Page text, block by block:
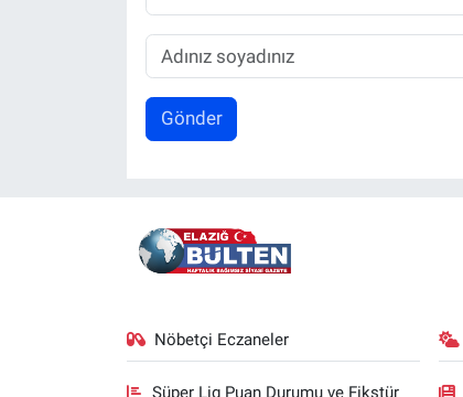
Gönder
Nöbetçi Eczaneler
Süper Lig Puan Durumu ve Fikstür